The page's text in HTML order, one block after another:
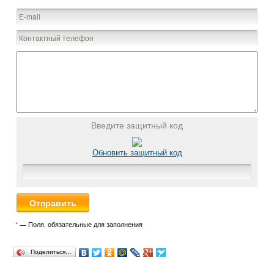
Введите защитный код
Обновить защитный код
* — Поля, обязательные для заполнения
Поделиться…